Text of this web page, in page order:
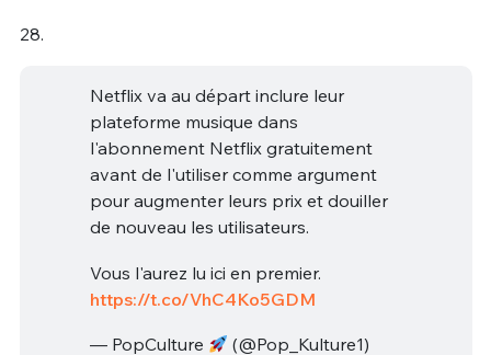
28.
Netflix va au départ inclure leur
plateforme musique dans
l'abonnement Netflix gratuitement
avant de l'utiliser comme argument
pour augmenter leurs prix et douiller
de nouveau les utilisateurs.
Vous l'aurez lu ici en premier.
https://t.co/VhC4Ko5GDM
— PopCulture
(@Pop_Kulture1)